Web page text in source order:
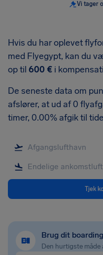
Vi tager
Hvis du har oplevet
med Flyegypt, kan du
op til 600 € i
De seneste data om
afslører, at ud af 0
timer, 0.00% afgik til
Tjek
Brug dit
Den hurtigste måde